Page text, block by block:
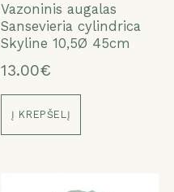
Vazoninis augalas
Sansevieria cylindrica
Skyline 10,5Ø 45cm
13.00€
Į KREPŠELĮ